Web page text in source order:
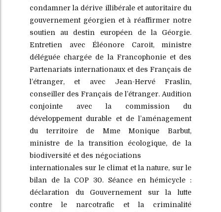
condamner la dérive illibérale et autoritaire du
gouvernement géorgien et à réaffirmer notre
soutien au destin européen de la Géorgie.
Entretien avec Éléonore Caroit, ministre
déléguée chargée de la Francophonie et des
Partenariats internationaux et des Français de
l’étranger, et avec Jean-Hervé Fraslin,
conseiller des Français de l’étranger. Audition
conjointe avec la commission du
développement durable et de l’aménagement
du territoire de Mme Monique Barbut,
ministre de la transition écologique, de la
biodiversité et des négociations
internationales sur le climat et la nature, sur le
bilan de la COP 30. Séance en hémicycle :
déclaration du Gouvernement sur la lutte
contre le narcotrafic et la criminalité